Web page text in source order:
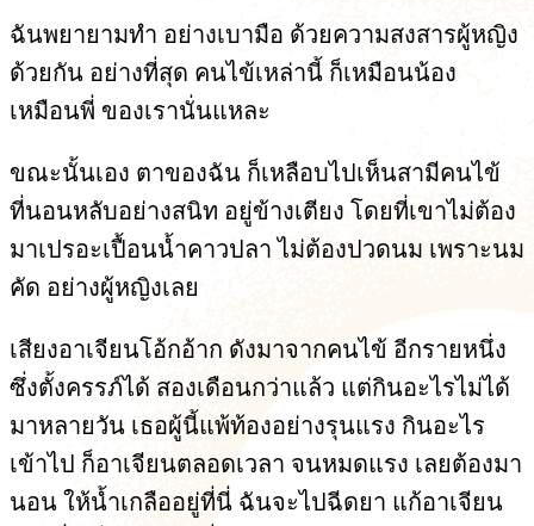
ฉันพยายามทำ อย่างเบามือ ด้วยความสงสารผู้หญิง
ด้วยกัน อย่างที่สุด คนไข้เหล่านี้ ก็เหมือนน้อง
เหมือนพี่ ของเรานั่นแหละ
ขณะนั้นเอง ตาของฉัน ก็เหลือบไปเห็นสามีคนไข้
ที่นอนหลับอย่างสนิท อยู่ข้างเตียง โดยที่เขาไม่ต้อง
มาเปรอะเปื้อนน้ำคาวปลา ไม่ต้องปวดนม เพราะนม
คัด อย่างผู้หญิงเลย
เสียงอาเจียนโอ้กอ้าก ดังมาจากคนไข้ อีกรายหนึ่ง
ซึ่งตั้งครรภ์ได้ สองเดือนกว่าแล้ว แต่กินอะไรไม่ได้
มาหลายวัน เธอผู้นี้แพ้ท้องอย่างรุนแรง กินอะไร
เข้าไป ก็อาเจียนตลอดเวลา จนหมดแรง เลยต้องมา
นอน ให้น้ำเกลืออยู่ที่นี่ ฉันจะไปฉีดยา แก้อาเจียน